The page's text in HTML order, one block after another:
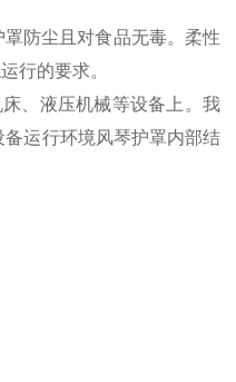
防尘且对食品无毒。柔性
行的要求。
、液压机械等设备上。我
运行环境风琴护罩内部结